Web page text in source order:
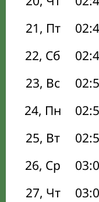
21, Пт
22, Сб
23, Вс
24, Пн
25, Вт
26, Ср
27, Чт